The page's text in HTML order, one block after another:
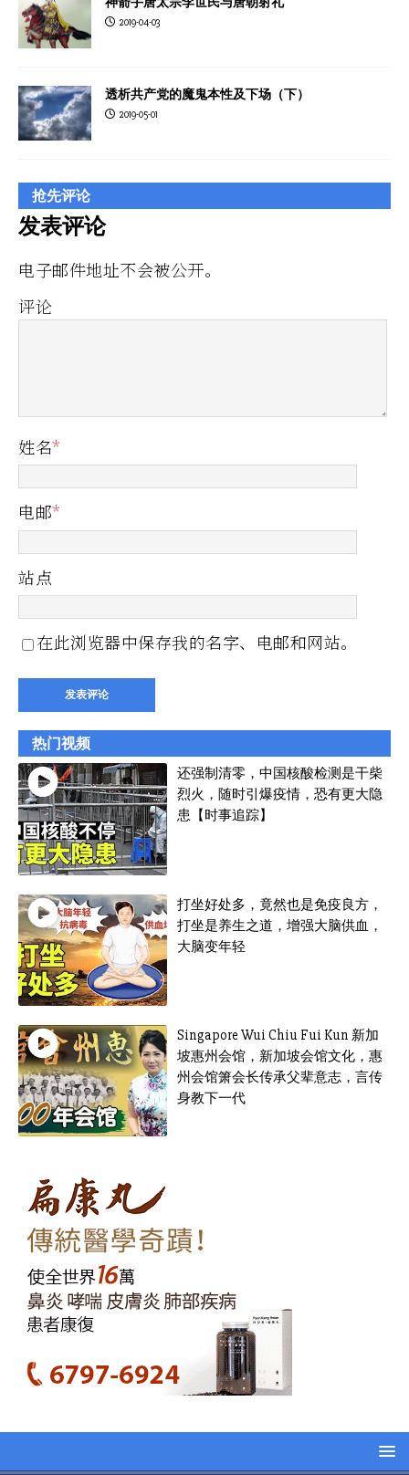
2019-04-03
透析共产党的魔鬼本性及下场（下）
2019-05-01
抢先评论
发表评论
电子邮件地址不会被公开。
评论
姓名*
电邮*
站点
在此浏览器中保存我的名字、电邮和网站。
热门视频
还强制清零，中国核酸检测是干柴
烈火，随时引爆疫情，恐有更大隐
患【时事追踪】
打坐好处多，竟然也是免疫良方，
打坐是养生之道，增强大脑供血，
大脑变年轻
Singapore Wui Chiu Fui Kun 新加
坡惠州会馆，新加坡会馆文化，惠
州会馆箫会长传承父辈意志，言传
身教下一代